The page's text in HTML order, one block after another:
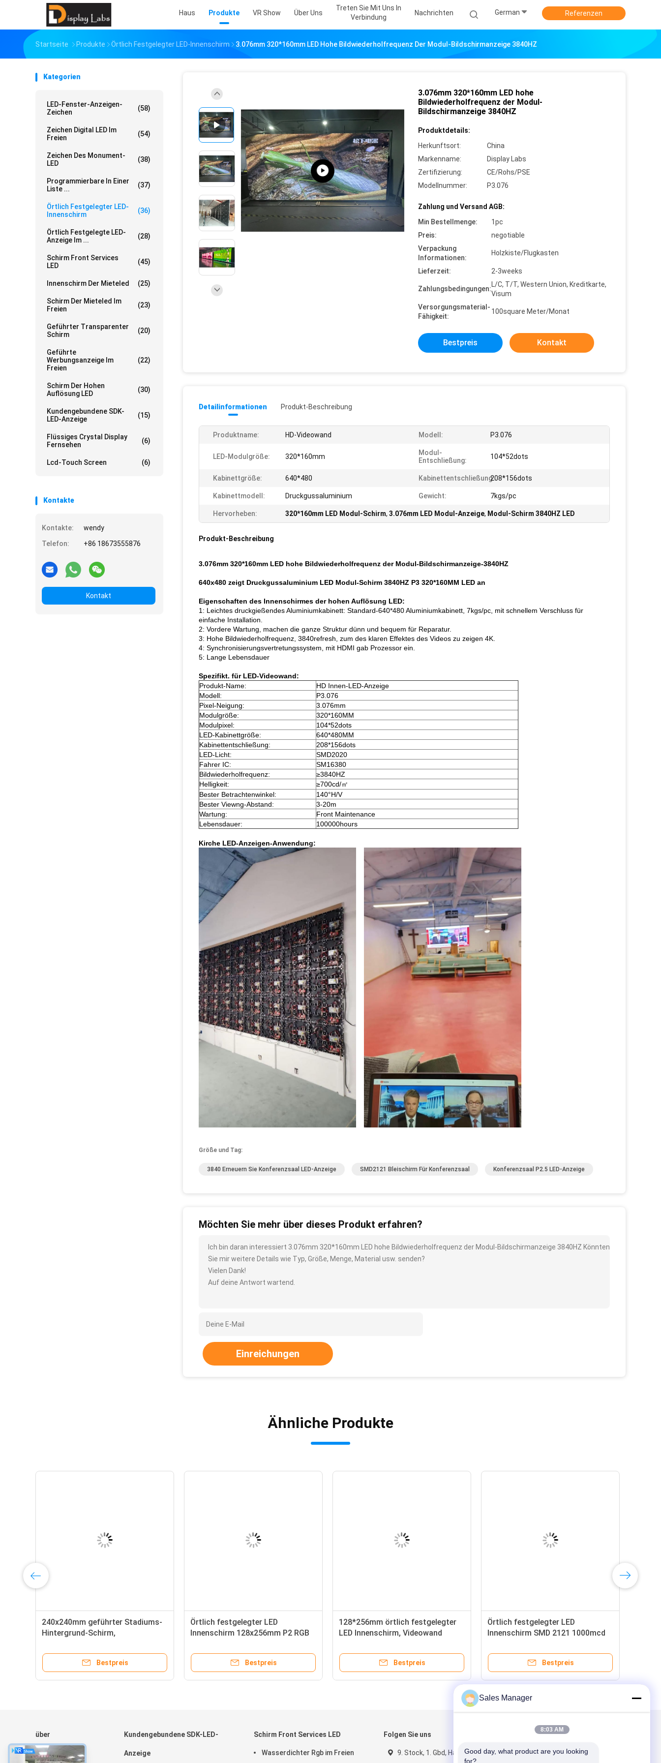
Haus Produkte VR Show Über Uns
Treten Sie Mit Uns In
Verbindung
Nachrichten German Referenzen
Startseite Produkte Örtlich Festgelegter LED-Innenschirm 3.076mm 320*160mm LED Hohe Bildwiederholfrequenz Der Modul-Bildschirmanzeige 3840HZ
Kategorien
LED-Fenster-Anzeigen-
Zeichen
(58)
Zeichen Digital LED Im
Freien
(54)
Zeichen Des Monument-
LED
(38)
Programmierbare In Einer
Liste ...
(37)
Örtlich Festgelegter LED-
Innenschirm
(36)
Örtlich Festgelegte LED-
Anzeige Im ...
(28)
Schirm Front Services
LED
(45)
Innenschirm Der Mieteled (25)
Schirm Der Mieteled Im
Freien
(23)
Geführter Transparenter
Schirm
(20)
Geführte
Werbungsanzeige Im
Freien
(22)
Schirm Der Hohen
Auflösung LED
(30)
Kundengebundene SDK-
LED-Anzeige
(15)
Flüssiges Crystal Display
Fernsehen
(6)
Lcd-Touch Screen (6)
Kontakte
Kontakte:
wendy
Telefon:
+86 18673555876
Kontakt
3.076mm 320*160mm LED hohe
Bildwiederholfrequenz der Modul-
Bildschirmanzeige 3840HZ
Produktdetails:
Herkunftsort:
China
Markenname:
Display Labs
Zertifizierung:
CE/Rohs/PSE
Modellnummer:
P3.076
Zahlung und Versand AGB:
Min Bestellmenge:
1pc
Preis:
negotiable
Verpackung
Informationen:
Holzkiste/Flugkasten
Lieferzeit: 2-3weeks
Zahlungsbedingungen:
L/C, T/T, Western Union, Kreditkarte,
Visum
Versorgungsmaterial-
Fähigkeit:
100square Meter/Monat
Bestpreis Kontakt
Detailinformationen Produkt-Beschreibung
Produktname: HD-Videowand Modell: P3.076
LED-Modulgröße: 320*160mm
Modul-
Entschließung:
104*52dots
Kabinettgröße: 640*480 Kabinettentschließung:208*156dots
Kabinettmodell: Druckgussaluminium Gewicht: 7kgs/pc
Hervorheben: 320*160mm LED Modul-Schirm, 3.076mm LED Modul-Anzeige, Modul-Schirm 3840HZ LED
Produkt-Beschreibung
3.076mm 320*160mm LED hohe Bildwiederholfrequenz der Modul-Bildschirmanzeige-3840HZ
640x480 zeigt Druckgussaluminium LED Modul-Schirm 3840HZ P3 320*160MM LED an
Eigenschaften des Innenschirmes der hohen Auflösung LED:
1: Leichtes druckgießendes Aluminiumkabinett: Standard-640*480 Aluminiumkabinett, 7kgs/pc, mit schnellem Verschluss für
einfache Installation.
2: Vordere Wartung, machen die ganze Struktur dünn und bequem für Reparatur.
3: Hohe Bildwiederholfrequenz, 3840refresh, zum des klaren Effektes des Videos zu zeigen 4K.
4: Synchronisierungsvertretungssystem, mit HDMI gab Prozessor ein.
5: Lange Lebensdauer
Spezifikt. für LED-Videowand:
Produkt-Name:
HD Innen-LED-Anzeige
Modell:
P3.076
Pixel-Neigung:
3.076mm
Modulgröße:
320*160MM
Modulpixel:
104*52dots
LED-Kabinettgröße:
640*480MM
Kabinettentschließung:
208*156dots
LED-Licht:
SMD2020
Fahrer IC:
SM16380
Bildwiederholfrequenz:
≥3840HZ
Helligkeit:
≥700cd/㎡
Bester Betrachtenwinkel:
140°H/V
Bester Viewng-Abstand:
3-20m
Wartung:
Front Maintenance
Lebensdauer:
100000hours
Kirche LED-Anzeigen-Anwendung:
Größe und Tag:
3840 Erneuern Sie Konferenzsaal LED-Anzeige SMD2121 Bleischirm Für Konferenzsaal Konferenzsaal P2.5 LED-Anzeige
Möchten Sie mehr über dieses Produkt erfahren?
Ich bin daran interessiert 3.076mm 320*160mm LED hohe Bildwiederholfrequenz der Modul-Bildschirmanzeige 3840HZ Könnten
Sie mir weitere Details wie Typ, Größe, Menge, Material usw. senden?
Vielen Dank!
Auf deine Antwort wartend.
Einreichungen
Ähnliche Produkte
240x240mm geführter Stadiums-
Hintergrund-Schirm,
Bestpreis
Örtlich festgelegter LED
Innenschirm 128x256mm P2 RGB
Bestpreis
128*256mm örtlich festgelegter
LED Innenschirm, Videowand
Bestpreis
Örtlich festgelegter LED
Innenschirm SMD 2121 1000mcd
Bestpreis
über
Haus
Kundengebundene SDK-LED-
Anzeige
Schirm Front Services LED
Wasserdichter Rgb im Freien
Folgen Sie uns
9. Stock, 1. Gbd, Hanhaida-
Mailen Sie uns
Sales Manager
8:03 AM
Good day, what product are you looking
for?